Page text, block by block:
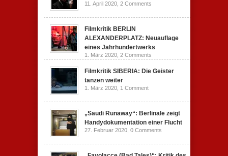
11. April 2020, 2 Comments
Filmkritik BERLIN
ALEXANDERPLATZ: Neuauflage
eines Jahrhundertwerks
1. März 2020, 2 Comments
Filmkritik SIBERIA: Die Geister
tanzen weiter
1. März 2020, 1 Comment
„Saudi Runaway“: Berlinale zeigt
Handydokumentation einer Flucht
27. Februar 2020, 0 Comments